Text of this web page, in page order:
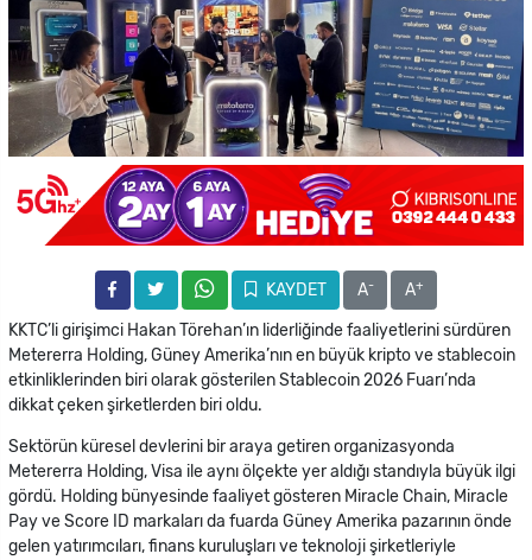
KAYDET A- A+
KKTC’li girişimci Hakan Törehan’ın liderliğinde faaliyetlerini sürdüren
Metererra Holding, Güney Amerika’nın en büyük kripto ve stablecoin
etkinliklerinden biri olarak gösterilen Stablecoin 2026 Fuarı’nda
dikkat çeken şirketlerden biri oldu.
Sektörün küresel devlerini bir araya getiren organizasyonda
Metererra Holding, Visa ile aynı ölçekte yer aldığı standıyla büyük ilgi
gördü. Holding bünyesinde faaliyet gösteren Miracle Chain, Miracle
Pay ve Score ID markaları da fuarda Güney Amerika pazarının önde
gelen yatırımcıları, finans kuruluşları ve teknoloji şirketleriyle